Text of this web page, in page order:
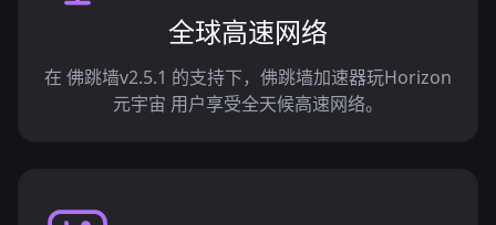
全球高速网络
在 佛跳墙v2.5.1 的支持下，佛跳墙加速器玩Horizon
元宇宙 用户享受全天候高速网络。